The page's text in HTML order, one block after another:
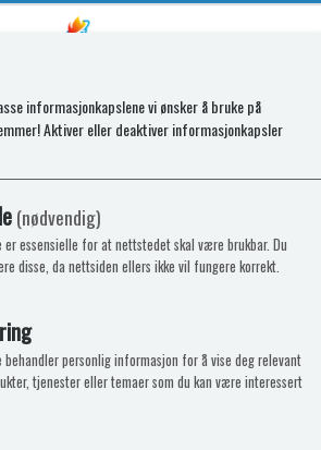
DRAWER
N4141
informasjonkapslene vi ønsker å bruke på
Aktiver eller deaktiver informasjonkapsler
(nødvendig)
er essensielle for at nettstedet skal være brukbar. Du
disse, da nettsiden ellers ikke vil fungere korrekt.
behandler personlig informasjon for å vise deg relevant
tjenester eller temaer som du kan være interessert